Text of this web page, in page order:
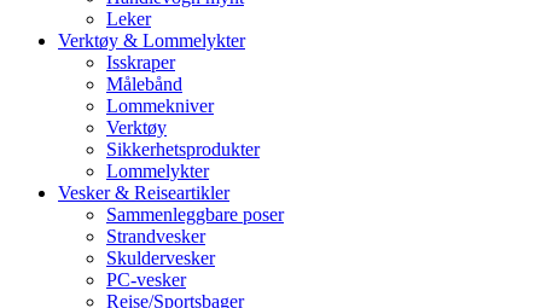
Leker
Verktøy & Lommelykter
Isskraper
Målebånd
Lommekniver
Verktøy
Sikkerhetsprodukter
Lommelykter
Vesker & Reiseartikler
Sammenleggbare poser
Strandvesker
Skuldervesker
PC-vesker
Reise/Sportsbager